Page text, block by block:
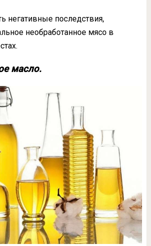
негативные последствия,
необработанное мясо в
масло.